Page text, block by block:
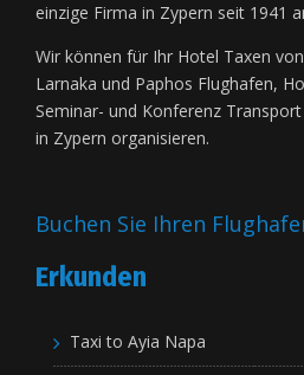
einzige Firma in Zypern seit 1941
Wir können für Ihr Hotel Taxen
Larnaka und Paphos Flughafen,
Seminar- und Konferenz
in Zypern organisieren.
Buchen Sie Ihren
Erkunden
Taxi to Ayia Napa